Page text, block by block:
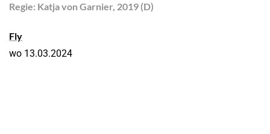
Regie: Katja von Garnier, 2019 (D)
Fly
wo 13.03.2024